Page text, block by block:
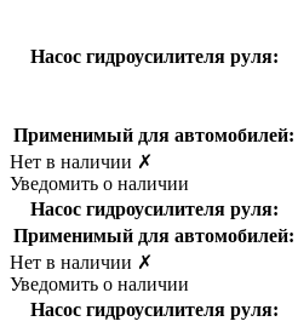
Насос гидроусилителя руля:
Применимый для автомобилей:
Нет в наличии ✗
Уведомить о наличии
Насос гидроусилителя руля:
Применимый для автомобилей:
Нет в наличии ✗
Уведомить о наличии
Насос гидроусилителя руля: